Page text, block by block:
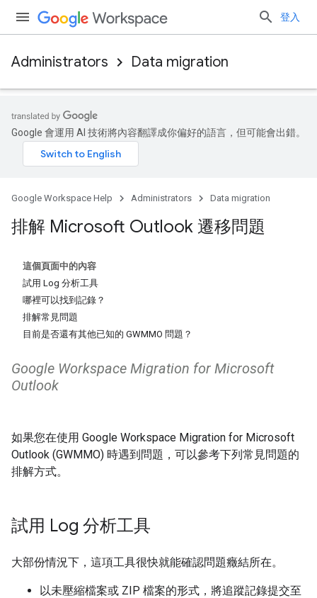
登入
Administrators Data migration
Google 會運用 AI 技術將內容翻譯成你偏好的語言，但可能會出錯。
Google Workspace Help Administrators Data migration
排解 Microsoft Outlook 遷移問題
這個頁面中的內容
試用 Log 分析工具
哪裡可以找到記錄？
排解常見問題
目前是否還有其他已知的 GWMMO 問題？
Google Workspace Migration for Microsoft
Outlook
如果您在使用 Google Workspace Migration for Microsoft
Outlook (GWMMO) 時遇到問題，可以參考下列常見問題的
排解方式。
試用 Log 分析工具
大部份情況下，這項工具很快就能確認問題癥結所在。
以未壓縮檔案或 ZIP 檔案的形式，將追蹤記錄提交至